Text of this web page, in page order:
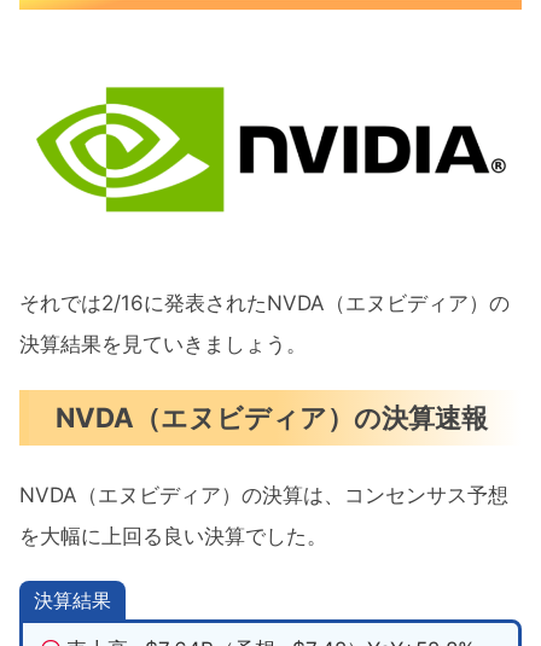
NVDA（エヌビディア）は好決算を出し
続ける企業
NVDA（エヌビディア）はこれから買い
NVDA（エヌビディア）は米国市場の救
世主になれるのか
【決算速報】NVDA（エヌビディア）の決算
が米国市場の救世主になるのか まとめ
それでは2/16に発表されたNVDA（エヌビディア）の
決算結果を見ていきましょう。
NVDA（エヌビディア）の決算速報
NVDA（エヌビディア）の決算は、コンセンサス予想
を大幅に上回る良い決算でした。
決算結果